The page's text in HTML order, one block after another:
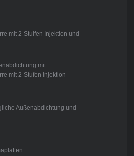
mit 2-Stuifen Injektion und
mit
mit 2-Stufen Injektion
Außenabdichtung und